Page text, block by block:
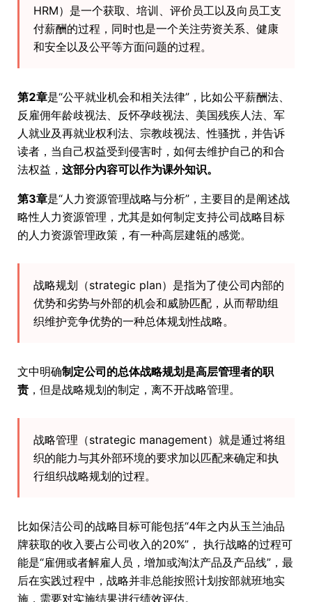
HRM）是一个获取、培训、评价员工以及向员工支
付薪酬的过程，同时也是一个关注劳资关系、健康
和安全以及公平等方面问题的过程。
第2章是“公平就业机会和相关法律”，比如公平薪酬法、
反雇佣年龄歧视法、反怀孕歧视法、美国残疾人法、军
人就业及再就业权利法、宗教歧视法、性骚扰，并告诉
读者，当自己权益受到侵害时，如何去维护自己的和合
法权益， 这部分内容可以作为课外知识。
第3章是“人力资源管理战略与分析”，主要目的是阐述战
略性人力资源管理，尤其是如何制定支持公司战略目标
的人力资源管理政策，有一种高层建瓴的感觉。
战略规划（strategic plan）是指为了使公司内部的
优势和劣势与外部的机会和威胁匹配，从而帮助组
织维护竞争优势的一种总体规划性战略。
文中明确制定公司的总体战略规划是高层管理者的职
责 ，但是战略规划的制定，离不开战略管理。
战略管理（strategic management）就是通过将组
织的能力与其外部环境的要求加以匹配来确定和执
行组织战略规划的过程。
比如保洁公司的战略目标可能包括“4年之内从玉兰油品
牌获取的收入要占公司收入的20%”， 执行战略的过程可
能是“雇佣或者解雇人员，增加或淘汰产品及产品线”，最
后在实践过程中，战略并非总能按照计划按部就班地实
施，需要对实施结果进行绩效评估。